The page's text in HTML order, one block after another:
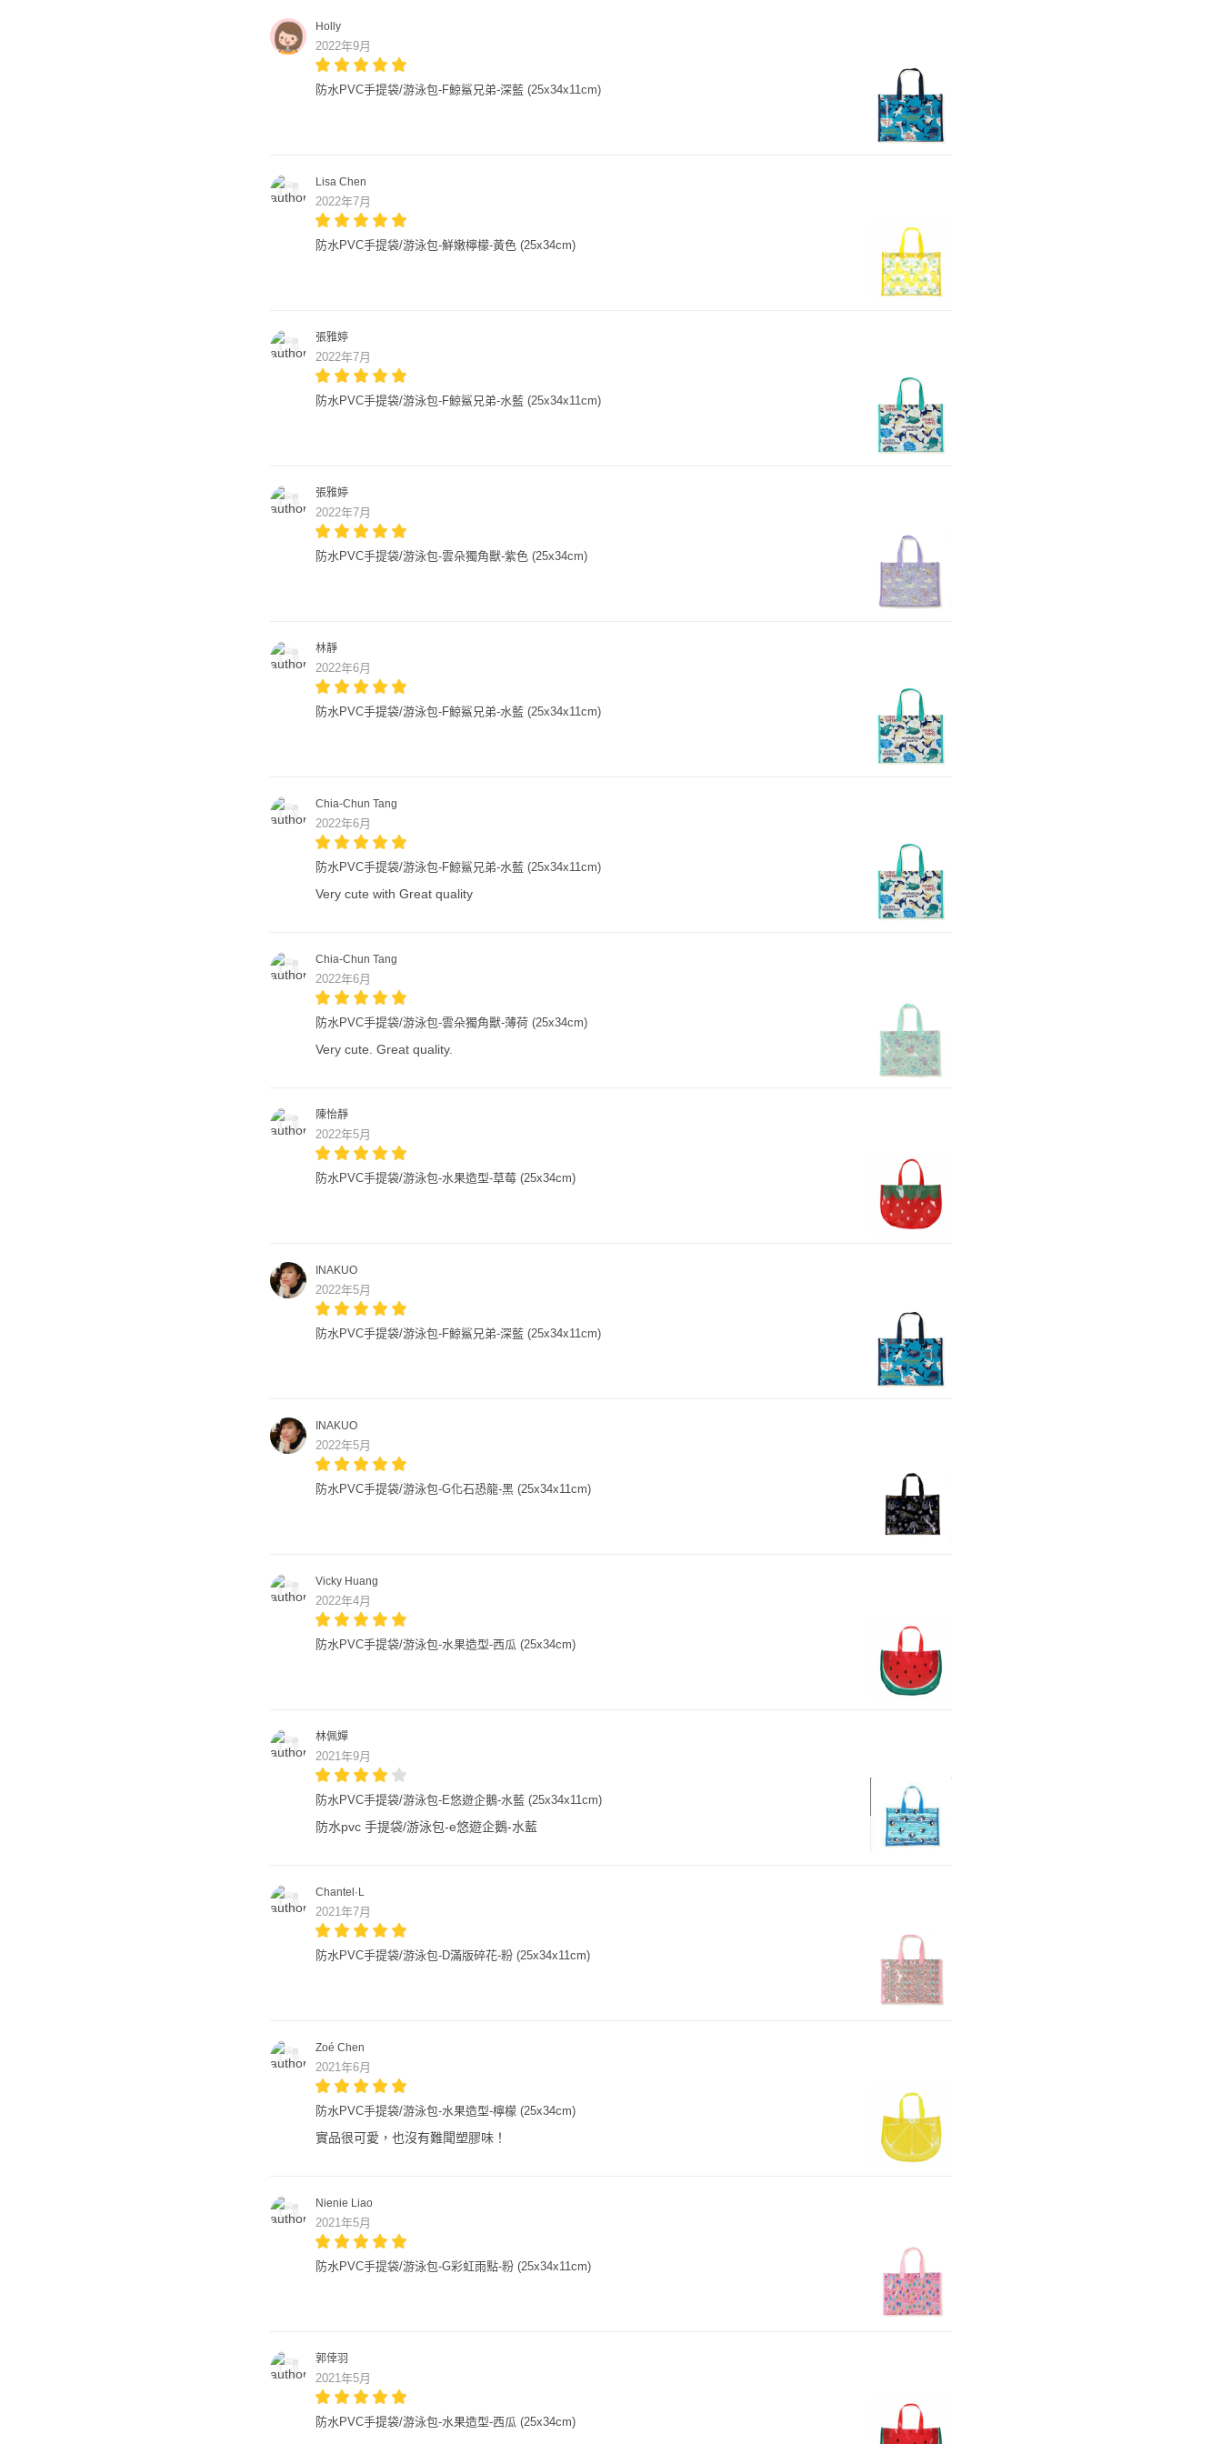
Holly
2022年9月
防水PVC手提袋/游泳包-F鯨鯊兄弟-深藍 (25x34x11cm)
Lisa Chen
2022年7月
防水PVC手提袋/游泳包-鮮嫩檸檬-黃色 (25x34cm)
張雅婷
2022年7月
防水PVC手提袋/游泳包-F鯨鯊兄弟-水藍 (25x34x11cm)
張雅婷
2022年7月
防水PVC手提袋/游泳包-雲朵獨角獸-紫色 (25x34cm)
林靜
2022年6月
防水PVC手提袋/游泳包-F鯨鯊兄弟-水藍 (25x34x11cm)
Chia-Chun Tang
2022年6月
防水PVC手提袋/游泳包-F鯨鯊兄弟-水藍 (25x34x11cm)
Very cute with Great quality
Chia-Chun Tang
2022年6月
防水PVC手提袋/游泳包-雲朵獨角獸-薄荷 (25x34cm)
Very cute. Great quality.
陳怡靜
2022年5月
防水PVC手提袋/游泳包-水果造型-草莓 (25x34cm)
INAKUO
2022年5月
防水PVC手提袋/游泳包-F鯨鯊兄弟-深藍 (25x34x11cm)
INAKUO
2022年5月
防水PVC手提袋/游泳包-G化石恐龍-黑 (25x34x11cm)
Vicky Huang
2022年4月
防水PVC手提袋/游泳包-水果造型-西瓜 (25x34cm)
林佩嬋
2021年9月
防水PVC手提袋/游泳包-E悠遊企鵝-水藍 (25x34x11cm)
防水pvc 手提袋/游泳包-e悠遊企鵝-水藍
Chantel·L
2021年7月
防水PVC手提袋/游泳包-D滿版碎花-粉 (25x34x11cm)
Zoé Chen
2021年6月
防水PVC手提袋/游泳包-水果造型-檸檬 (25x34cm)
實品很可愛，也沒有難聞塑膠味！
Nienie Liao
2021年5月
防水PVC手提袋/游泳包-G彩虹雨點-粉 (25x34x11cm)
郭倖羽
2021年5月
防水PVC手提袋/游泳包-水果造型-西瓜 (25x34cm)